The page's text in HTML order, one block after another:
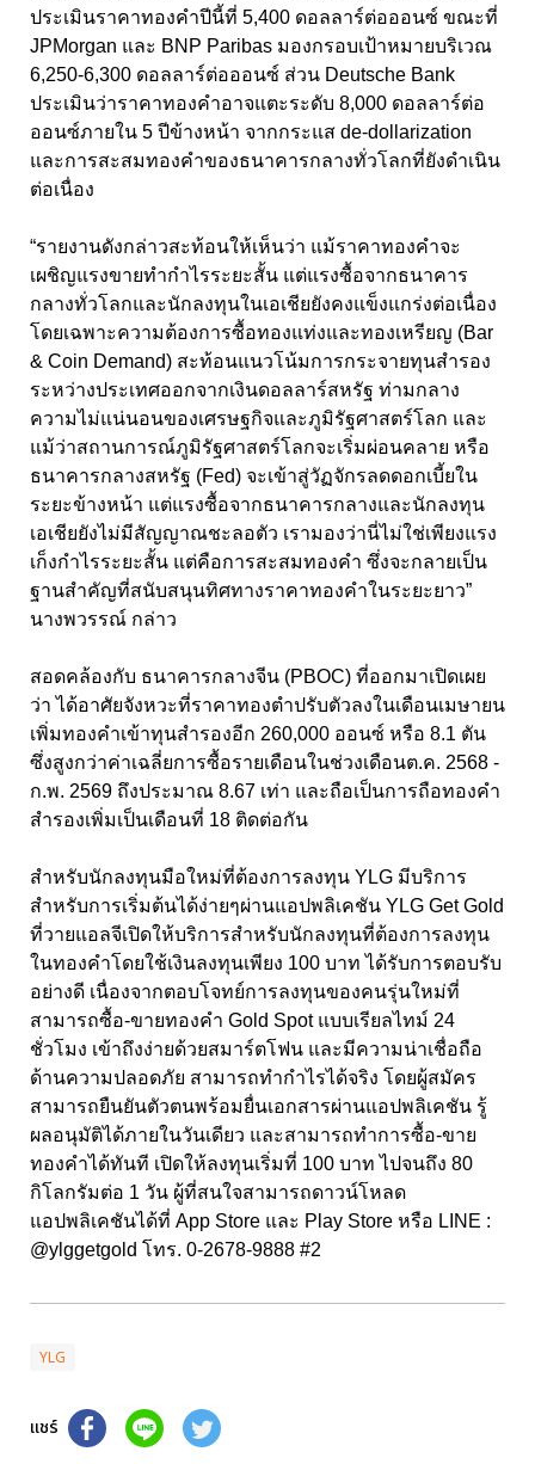
ประเมินราคาทองคำปีนี้ที่ 5,400 ดอลลาร์ต่อออนซ์ ขณะที่
JPMorgan และ BNP Paribas มองกรอบเป้าหมายบริเวณ
6,250-6,300 ดอลลาร์ต่อออนซ์ ส่วน Deutsche Bank
ประเมินว่าราคาทองคำอาจแตะระดับ 8,000 ดอลลาร์ต่อ
ออนซ์ภายใน 5 ปีข้างหน้า จากกระแส de-dollarization
และการสะสมทองคำของธนาคารกลางทั่วโลกที่ยังดำเนิน
ต่อเนื่อง
“รายงานดังกล่าวสะท้อนให้เห็นว่า แม้ราคาทองคำจะ
เผชิญแรงขายทำกำไรระยะสั้น แต่แรงซื้อจากธนาคาร
กลางทั่วโลกและนักลงทุนในเอเชียยังคงแข็งแกร่งต่อเนื่อง
โดยเฉพาะความต้องการซื้อทองแท่งและทองเหรียญ (Bar
& Coin Demand) สะท้อนแนวโน้มการกระจายทุนสำรอง
ระหว่างประเทศออกจากเงินดอลลาร์สหรัฐ ท่ามกลาง
ความไม่แน่นอนของเศรษฐกิจและภูมิรัฐศาสตร์โลก และ
แม้ว่าสถานการณ์ภูมิรัฐศาสตร์โลกจะเริ่มผ่อนคลาย หรือ
ธนาคารกลางสหรัฐ (Fed) จะเข้าสู่วัฏจักรลดดอกเบี้ยใน
ระยะข้างหน้า แต่แรงซื้อจากธนาคารกลางและนักลงทุน
เอเชียยังไม่มีสัญญาณชะลอตัว เรามองว่านี่ไม่ใช่เพียงแรง
เก็งกำไรระยะสั้น แต่คือการสะสมทองคำ ซึ่งจะกลายเป็น
ฐานสำคัญที่สนับสนุนทิศทางราคาทองคำในระยะยาว”
นางพวรรณ์ กล่าว
สอดคล้องกับ ธนาคารกลางจีน (PBOC) ที่ออกมาเปิดเผย
ว่า ได้อาศัยจังหวะที่ราคาทองตำปรับตัวลงในเดือนเมษายน
เพิ่มทองคำเข้าทุนสำรองอีก 260,000 ออนซ์ หรือ 8.1 ตัน
ซึ่งสูงกว่าค่าเฉลี่ยการซื้อรายเดือนในช่วงเดือนต.ค. 2568 -
ก.พ. 2569 ถึงประมาณ 8.67 เท่า และถือเป็นการถือทองคำ
สำรองเพิ่มเป็นเดือนที่ 18 ติดต่อกัน
สำหรับนักลงทุนมือใหม่ที่ต้องการลงทุน YLG มีบริการ
สำหรับการเริ่มต้นได้ง่ายๆผ่านแอปพลิเคชัน YLG Get Gold
ที่วายแอลจีเปิดให้บริการสำหรับนักลงทุนที่ต้องการลงทุน
ในทองคำโดยใช้เงินลงทุนเพียง 100 บาท ได้รับการตอบรับ
อย่างดี เนื่องจากตอบโจทย์การลงทุนของคนรุ่นใหม่ที่
สามารถซื้อ-ขายทองคำ Gold Spot แบบเรียลไทม์ 24
ชั่วโมง เข้าถึงง่ายด้วยสมาร์ตโฟน และมีความน่าเชื่อถือ
ด้านความปลอดภัย สามารถทำกำไรได้จริง โดยผู้สมัคร
สามารถยืนยันตัวตนพร้อมยื่นเอกสารผ่านแอปพลิเคชัน รู้
ผลอนุมัติได้ภายในวันเดียว และสามารถทำการซื้อ-ขาย
ทองคำได้ทันที เปิดให้ลงทุนเริ่มที่ 100 บาท ไปจนถึง 80
กิโลกรัมต่อ 1 วัน ผู้ที่สนใจสามารถดาวน์โหลด
แอปพลิเคชันได้ที่ App Store และ Play Store หรือ LINE :
@ylggetgold โทร. 0-2678-9888 #2
YLG
แชร์